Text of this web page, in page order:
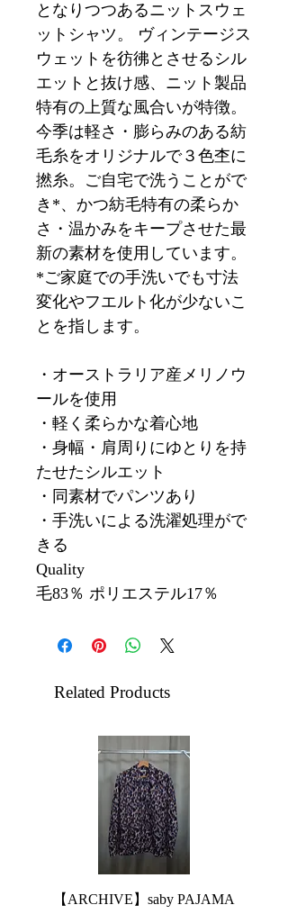
となりつつあるニットスウェ
ットシャツ。 ヴィンテージス
ウェットを彷彿とさせるシル
エットと抜け感、ニット製品
特有の上質な風合いが特徴。
今季は軽さ・膨らみのある紡
毛糸をオリジナルで３色杢に
撚糸。ご自宅で洗うことがで
き*、かつ紡毛特有の柔らか
さ・温かみをキープさせた最
新の素材を使用しています。
*ご家庭での手洗いでも寸法
変化やフエルト化が少ないこ
とを指します。
・オーストラリア産メリノウ
ールを使用
・軽く柔らかな着心地
・身幅・肩周りにゆとりを持
たせたシルエット
・同素材でパンツあり
・手洗いによる洗濯処理がで
きる
Quality
毛83％ ポリエステル17％
Related Products
【ARCHIVE】saby PAJAMA